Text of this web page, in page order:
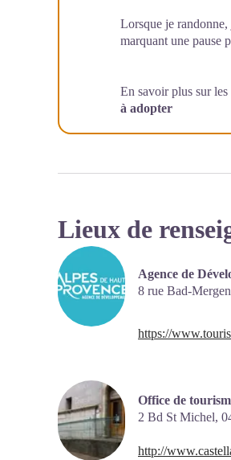
Lorsque je randonne,
marquant une pause
En savoir plus sur les
à adopter
Lieux de
Agence de
8 rue Bad-
https://
Office de
2 Bd St Michel,
http://